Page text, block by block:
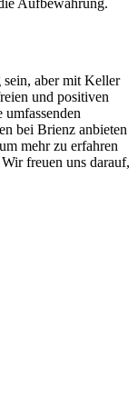
Aufbewahrung.
aber mit Keller
und positiven
bei Brienz anbieten
mehr zu erfahren
freuen uns darauf,